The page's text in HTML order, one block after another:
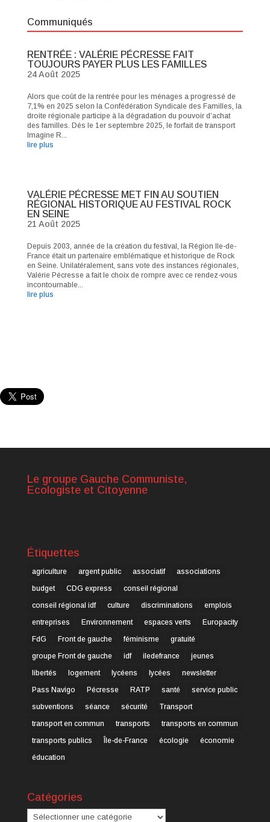
Communiqués
RENTRÉE : VALÉRIE PÉCRESSE FAIT
TOUJOURS PAYER PLUS LES FAMILLES
24 Août 2025
Alors que coût de la rentrée pour les ménages a progressé de
7,1% en 2025 selon la Confédération Syndicale des Familles, la
droite régionale participe à la dégradation du pouvoir d’achat
des familles. Dès le 1er septembre 2025, le forfait de transport
Imagine R...
lire plus
VALÉRIE PÉCRESSE MET FIN AU SOUTIEN
RÉGIONAL HISTORIQUE AU FESTIVAL ROCK
EN SEINE
21 Août 2025
Depuis 2003, année de la création du festival, la Région Ile-de-
France était un partenaire emblématique et historique de Rock
en Seine. Unilatéralement, sans vote des instances régionales,
Valérie Pécresse a fait le choix de rompre avec ce rendez-vous
incontournable...
lire plus
Le groupe Gauche Communiste,
Ecologiste et Citoyenne
Étiquettes
agriculture argent public associatif
associations
budget
CDG express
conseil régional
conseil régional idf
culture discriminations
emplois
entreprises
Environnement espaces verts
Europacity
FdG
Front de gauche féminisme
gratuité
groupe Front de gauche
idf iledefrance
jeunes
libertés
logement lycéens lycées
newsletter
Pass Navigo
Pécresse RATP santé
service public
subventions
séance sécurité
Transport
transport en commun
transports
transports en commun
transports publics
Île-de-France écologie
économie
éducation
Catégories
Catégories